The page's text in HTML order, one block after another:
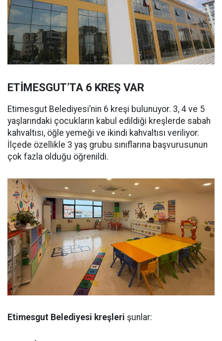
ETİMESGUT’TA 6 KREŞ VAR
Etimesgut Belediyesi’nin 6 kreşi bulunuyor. 3, 4 ve 5
yaşlarındaki çocukların kabul edildiği kreşlerde sabah
kahvaltısı, öğle yemeği ve ikindi kahvaltısı veriliyor.
İlçede özellikle 3 yaş grubu sınıflarına başvurusunun
çok fazla olduğu öğrenildi.
Etimesgut Belediyesi kreşleri şunlar: